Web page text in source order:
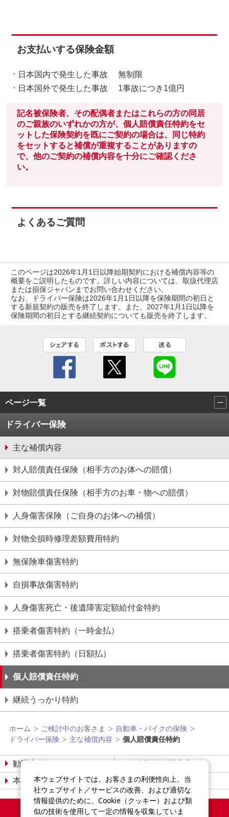
お支払いする保険金額
⽇本国内で発⽣した事故 無制限
⽇本国外で発⽣した事故 1事故につき1億円
記名被保険者、その配偶者またはこれらの⽅の同居
のご親族のいずれかの⽅が、個⼈賠償責任特約をセ
ットした保険契約を既にご契約の場合は、同じ特約
をセットすると補償が重複することがありますの
で、他のご契約の補償内容を⼗分にご確認くださ
い。
よくあるご質問
このページは2026年1月1日以降始期契約における補償内容等の
概要をご説明したものです。詳しい内容については、取扱代理店
または損保ジャパンまでお問い合わせください。
なお、ドライバー保険は2026年1月1日以降を保険期間の初日と
する新規契約の販売を終了します。また、2027年1月1日以降を
保険期間の初日とする継続契約についても販売を終了します。
ページ一覧
ドライバー保険
主な補償内容
対⼈賠償責任保険（相⼿⽅のお体への賠償）
対物賠償責任保険（相⼿⽅のお⾞・物への賠償）
⼈⾝傷害保険（ご⾃⾝のお体への補償）
対物全損時修理差額費⽤特約
無保険⾞傷害特約
⾃損事故傷害特約
⼈⾝傷害死亡・後遺障害定額給付⾦特約
搭乗者傷害特約（⼀時⾦払）
搭乗者傷害特約（日額払）
個⼈賠償責任特約
継続うっかり特約
ホーム ご検討中のお客さま
自動車・バイクの保険
ドライバー保険
主な補償内容 個⼈賠償責任特約
勧誘方針
本サイトについて
サイトマップ
Copyright©2014-2026
Sompo Japan Insurance Inc.
本ウェブサイトでは、お客さまの利便性向上、当
社ウェブサイト／サービスの改善、および適切な
情報提供のために、Cookie（クッキー）および類
似の技術を使用して一定の情報を収集していま